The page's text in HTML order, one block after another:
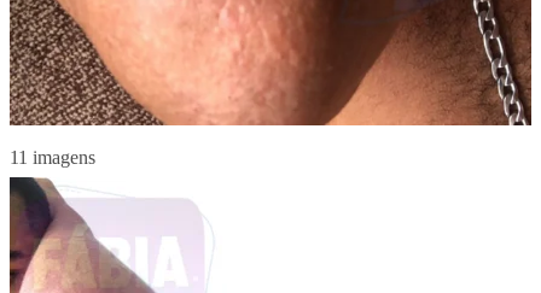
11 imagens